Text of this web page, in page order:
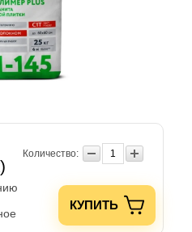
Количество:
КУПИТЬ